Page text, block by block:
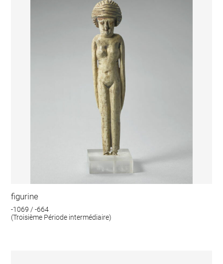
figurine
-1069 / -664
(Troisième Période intermédiaire)